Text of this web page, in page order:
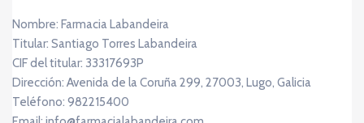
Nombre: Farmacia Labandeira
Titular: Santiago Torres Labandeira
CIF del titular: 33317693P
Dirección: Avenida de la Coruña 299, 27003, Lugo, Galicia
Teléfono: 982215400